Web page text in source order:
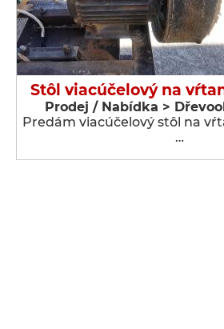
Stôl viacúčelový na
Prodej / Nabídka >
Predám viacúčelový stôl na
…